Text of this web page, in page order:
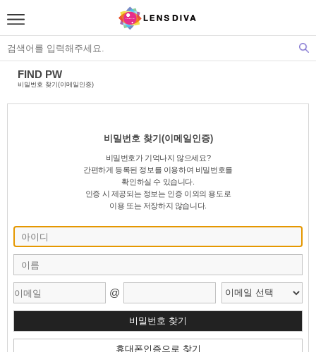
FIND PW
비밀번호 찾기(이메일인증)
비밀번호 찾기(이메일인증)
비밀번호가 기억나지 않으세요?
간편하게 등록된 정보를 이용하여 비밀번호를
확인하실 수 있습니다.
인증 시 제공되는 정보는 인증 이외의 용도로
이용 또는 저장하지 않습니다.
@